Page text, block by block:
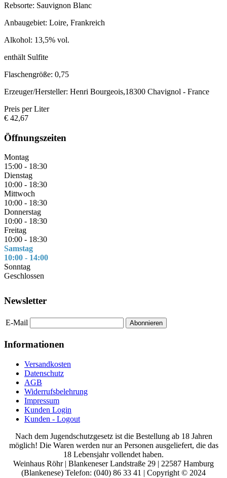
Rebsorte: Sauvignon Blanc
Anbaugebiet: Loire, Frankreich
Alkohol: 13,5% vol.
enthält Sulfite
Flaschengröße: 0,75
Erzeuger/Hersteller: Henri Bourgeois,18300 Chavignol - France
Preis per Liter
€ 42,67
Öffnungszeiten
Montag
15:00 - 18:30
Dienstag
10:00 - 18:30
Mittwoch
10:00 - 18:30
Donnerstag
10:00 - 18:30
Freitag
10:00 - 18:30
Samstag
10:00 - 14:00
Sonntag
Geschlossen
Newsletter
E-Mail Abonnieren
Informationen
Versandkosten
Datenschutz
AGB
Widerrufsbelehrung
Impressum
Kunden Login
Kunden - Logout
Nach dem Jugendschutzgesetz ist die Bestellung ab 18 Jahren
möglich! Die Waren werden nur an Personen ausgeliefert, die das
18 Lebensjahr vollendet haben.
Weinhaus Röhr | Blankeneser Landstraße 29 | 22587 Hamburg
(Blankenese) Telefon: (040) 86 33 41 | Copyright © 2024